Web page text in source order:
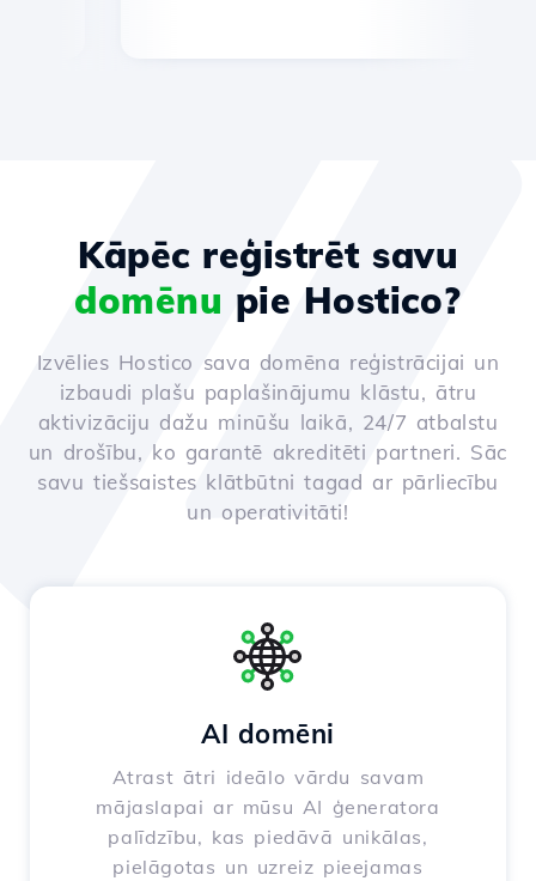
Kāpēc reģistrēt savu
domēnu pie Hostico?
Izvēlies Hostico sava domēna reģistrācijai un
izbaudi plašu paplašinājumu klāstu, ātru
aktivizāciju dažu minūšu laikā, 24/7 atbalstu
un drošību, ko garantē akreditēti partneri. Sāc
savu tiešsaistes klātbūtni tagad ar pārliecību
un operativitāti!
AI domēni
Atrast ātri ideālo vārdu savam
mājaslapai ar mūsu AI ģeneratora
palīdzību, kas piedāvā unikālas,
pielāgotas un uzreiz pieejamas